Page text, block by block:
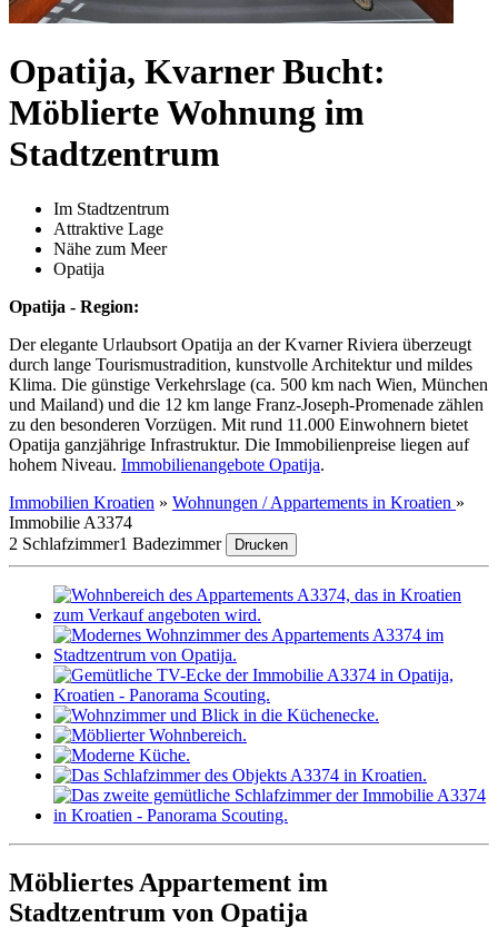
Opatija, Kvarner Bucht:
Möblierte Wohnung im
Stadtzentrum
Im Stadtzentrum
Attraktive Lage
Nähe zum Meer
Opatija
Opatija - Region:
Der elegante Urlaubsort Opatija an der Kvarner Riviera überzeugt
durch lange Tourismustradition, kunstvolle Architektur und mildes
Klima. Die günstige Verkehrslage (ca. 500 km nach Wien, München
und Mailand) und die 12 km lange Franz-Joseph-Promenade zählen
zu den besonderen Vorzügen. Mit rund 11.000 Einwohnern bietet
Opatija ganzjährige Infrastruktur. Die Immobilienpreise liegen auf
hohem Niveau. Immobilienangebote Opatija.
Immobilien Kroatien » Wohnungen / Appartements in Kroatien »
Immobilie A3374
2 Schlafzimmer1 Badezimmer Drucken
Möbliertes Appartement im
Stadtzentrum von Opatija